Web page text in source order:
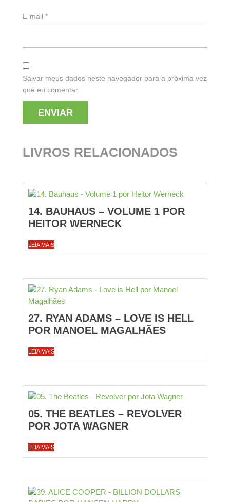
E-mail *
Salvar meus dados neste navegador para a próxima vez
que eu comentar.
LIVROS RELACIONADOS
14. BAUHAUS – VOLUME 1 POR
HEITOR WERNECK
LEIA MAIS
27. RYAN ADAMS – LOVE IS HELL
POR MANOEL MAGALHÃES
LEIA MAIS
05. THE BEATLES – REVOLVER
POR JOTA WAGNER
LEIA MAIS